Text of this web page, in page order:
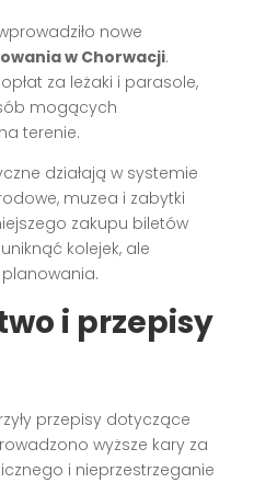
nowe
w Chorwacji.
za leżaki i parasole,
mogących
terenie.
działają w systemie
muzea i zabytki
zakupu biletów
kolejek, ale
i przepisy
przepisy dotyczące
wyższe kary za
i nieprzestrzeganie